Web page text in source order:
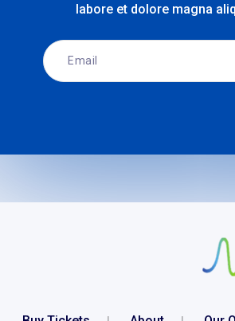
labore et dolore magna